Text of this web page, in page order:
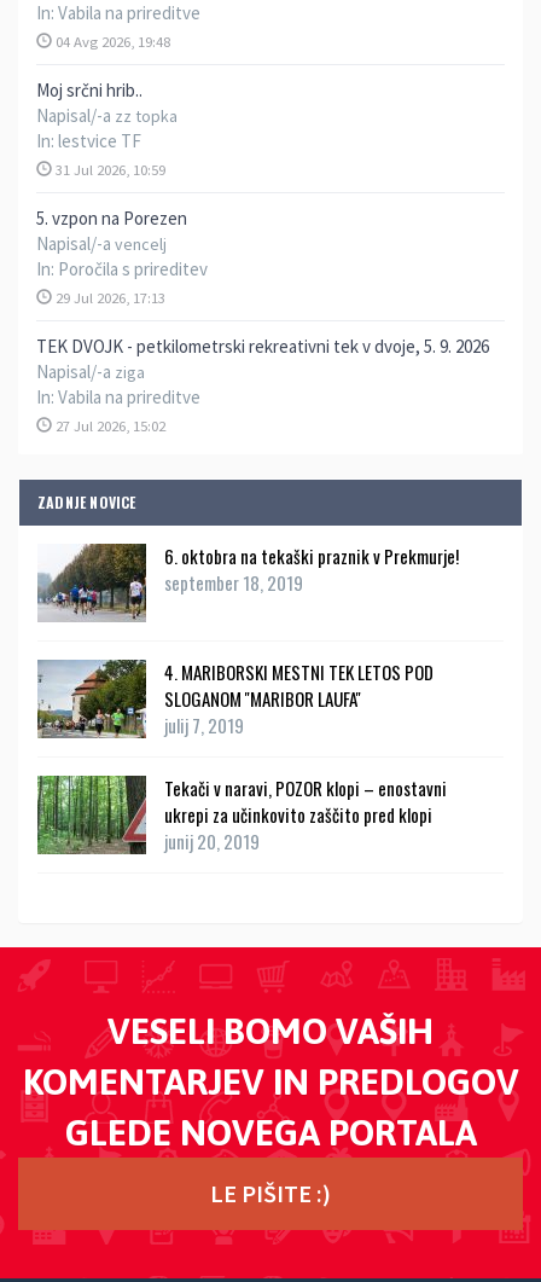
In: Vabila na prireditve
04 Avg 2026, 19:48
Moj srčni hrib..
Napisal/-a zz topka
In: lestvice TF
31 Jul 2026, 10:59
5. vzpon na Porezen
Napisal/-a vencelj
In: Poročila s prireditev
29 Jul 2026, 17:13
TEK DVOJK - petkilometrski rekreativni tek v dvoje, 5. 9. 2026
Napisal/-a ziga
In: Vabila na prireditve
27 Jul 2026, 15:02
ZADNJE NOVICE
6. oktobra na tekaški praznik v Prekmurje!
september 18, 2019
4. MARIBORSKI MESTNI TEK LETOS POD
SLOGANOM ''MARIBOR LAUFA''
julij 7, 2019
Tekači v naravi, POZOR klopi – enostavni
ukrepi za učinkovito zaščito pred klopi
junij 20, 2019
VESELI BOMO VAŠIH
KOMENTARJEV IN PREDLOGOV
GLEDE NOVEGA PORTALA
LE PIŠITE :)